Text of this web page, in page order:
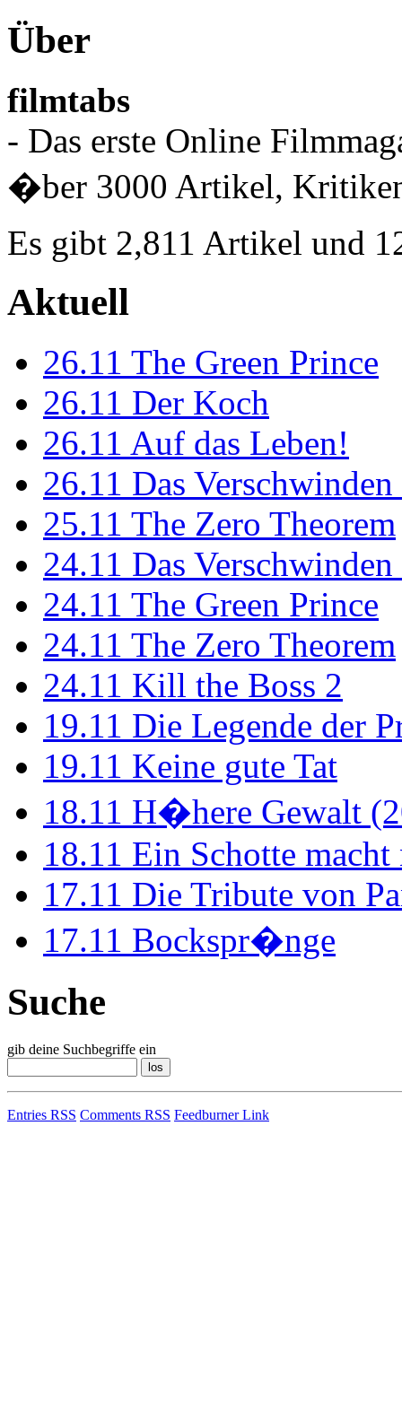
Über
filmtabs
- Das erste Online
�ber 3000 Artikel,
Es gibt 2,811 Artikel und
Aktuell
26.11 The Green Prince
26.11 Der Koch
26.11 Auf das Leben!
26.11 Das
25.11 The Zero Theorem
24.11 Das
24.11 The Green Prince
24.11 The Zero Theorem
24.11 Kill the Boss 2
19.11 Die Legende der
19.11 Keine gute Tat
18.11 H�here Gewalt
18.11 Ein Schotte
17.11 Die Tribute von
17.11 Bockspr�nge
Suche
gib deine Suchbegriffe ein
Entries RSS Comments RSS Feedburner Link